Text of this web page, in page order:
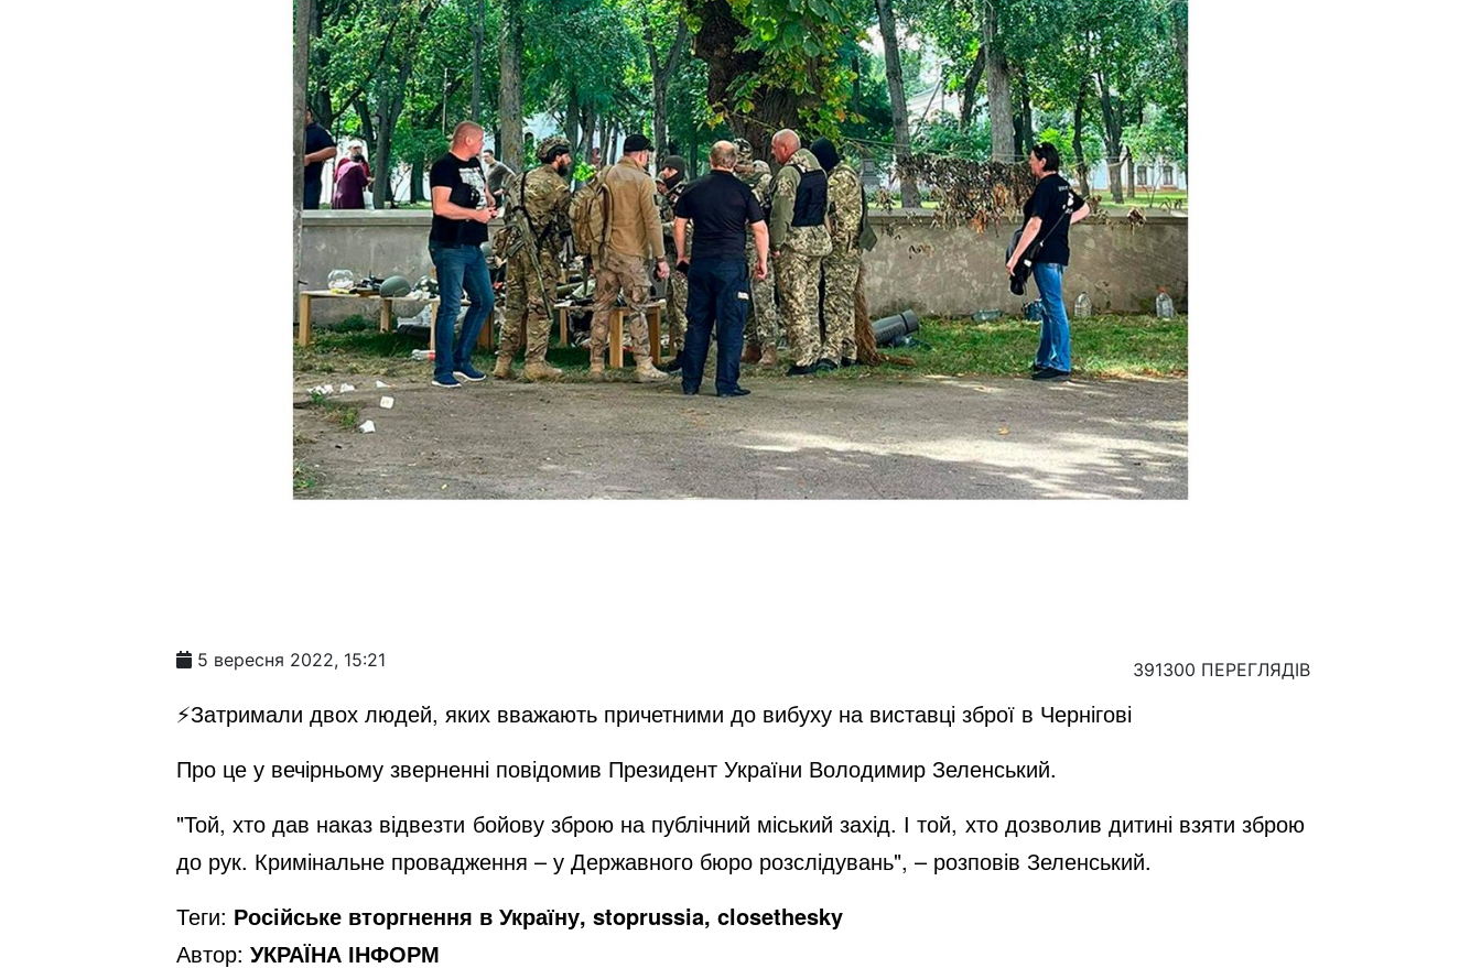
5 вересня 2022, 15:21 391300 ПЕРЕГЛЯДІВ
⚡️Затримали двох людей, яких вважають причетними до вибуху на виставці зброї в Чернігові
Про це у вечірньому зверненні повідомив Президент України Володимир Зеленський.
"Той, хто дав наказ відвезти бойову зброю на публічний міський захід. І той, хто дозволив дитині взяти зброю
до рук. Кримінальне провадження – у Державного бюро розслідувань", – розповів Зеленський.
Теги: Російське вторгнення в Україну, stoprussia, closethesky
Автор: УКРАЇНА ІНФОРМ